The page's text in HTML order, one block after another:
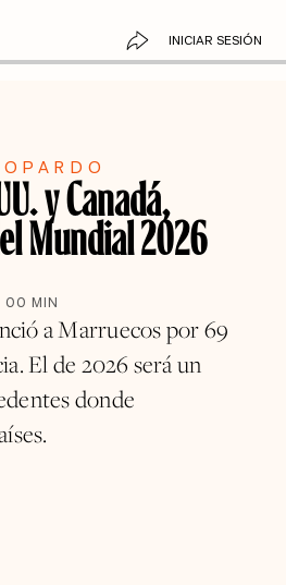
INICIAR SESIÓN
y Canadá,
Mundial 2026
00 MIN
a Marruecos por 69
El de 2026 será un
donde